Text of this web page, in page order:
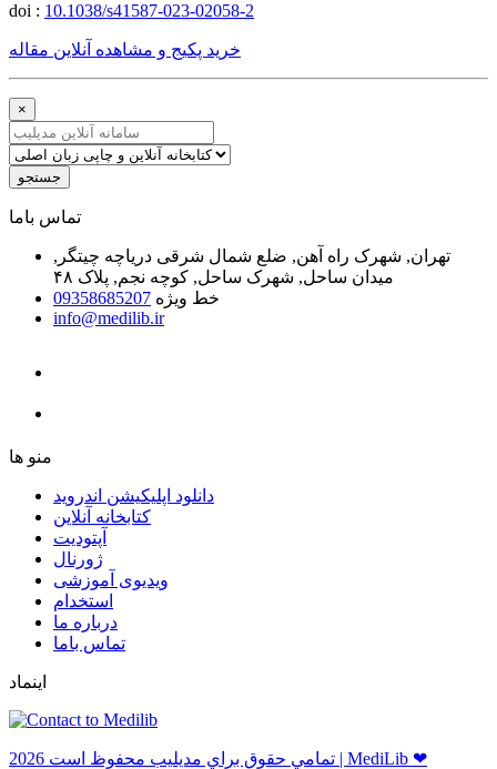
doi : 10.1038/s41587-023-02058-2
خرید پکیج و مشاهده آنلاین مقاله
×
جستجو
ﺗﻤﺎﺱ ﺑﺎﻣﺎ
تهران, شهرک راه آهن, ضلع شمال شرقی دریاچه چیتگر,
میدان ساحل, شهرک ساحل, کوچه نجم, پلاک ۴۸
خط ویژه 09358685207
info@medilib.ir
ﻣﻨﻮ ﻫﺎ
دانلود اپلیکیشن اندروید
ﮐﺘﺎﺑﺨﺎﻧﻪ ﺁﻧﻼﯾﻦ
ﺁﭘﺘﻮﺩﯾﺖ
ﮊﻭﺭﻧﺎﻝ
ویدیوی آموزشی
استخدام
درباره ما
ﺗﻤﺎﺱ ﺑﺎﻣﺎ
اینماد
ﺗﻤﺎﻣﻲ ﺣﻘﻮﻕ ﺑﺮاﻱ ﻣﺪﻳﻠﻴﺐ ﻣﺤﻔﻮﻅ اﺳﺖ 2026 | MediLib ❤